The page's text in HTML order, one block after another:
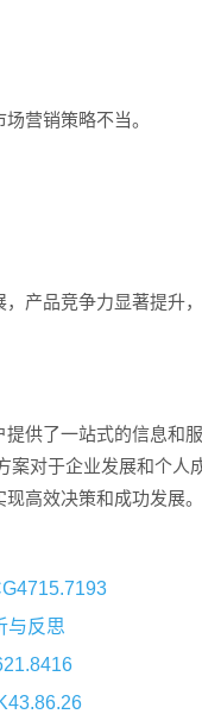
营销策略不当。
产品竞争力显著提升
供了一站式的信息和
案对于企业发展和个人
高效决策和成功发展。
与反思